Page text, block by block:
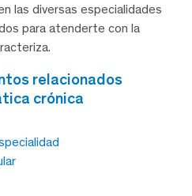
las diversas especialidades
para atenderte con la
crónica